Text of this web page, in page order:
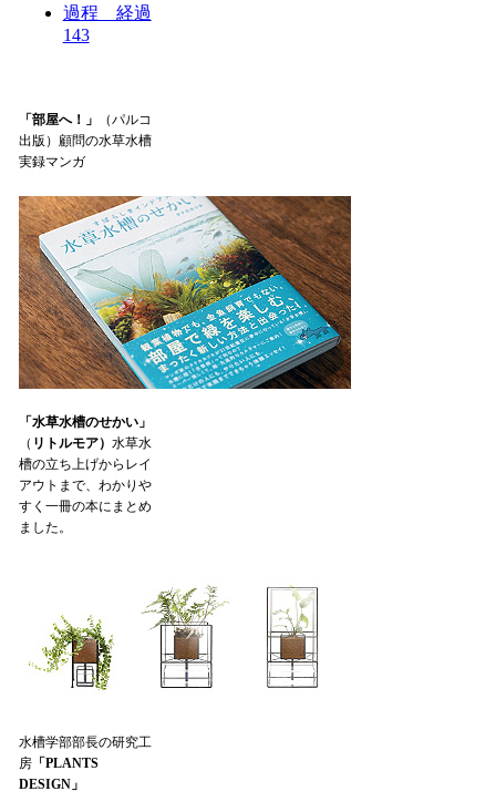
過程 経過
143
「部屋へ！」
（パルコ
出版）顧問の水草水槽
実録マンガ
「水草水槽のせかい」
（ リトルモア） 水草水
槽の立ち上げからレイ
アウトまで、わかりや
すく一冊の本にまとめ
ました。
水槽学部部長の研究工
房「PLANTS
DESIGN」